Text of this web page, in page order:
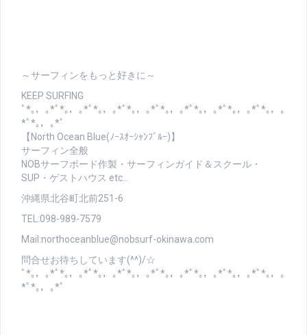
～サーフィンをもっと好きに～
KEEP SURFING
ﾟ*｡，｡*ﾟ*｡，｡*ﾟ*｡，｡*ﾟ*｡，｡*ﾟ*｡，｡*ﾟ*｡，｡*ﾟ*｡，｡*ﾟ*｡，｡
*ﾟ*｡，｡*ﾟ
【North Ocean Blue(ﾉｰｽｵｰｼｬﾝﾌﾞﾙｰ)】
サーフィン全般
NOBサーフボード作製・サーフィンガイド＆スクール・
SUP・ゲストハウス etc…
沖縄県北谷町北前251-6
TEL:098-989-7579
Mail:northoceanblue@nobsurf-okinawa.com
問合せお待ちしています(^^)/☆
ﾟ*｡，｡*ﾟ*｡，｡*ﾟ*｡，｡*ﾟ*｡，｡*ﾟ*｡，｡*ﾟ*｡，｡*ﾟ*｡，｡*ﾟ*｡，｡
*ﾟ*｡，｡*ﾟ